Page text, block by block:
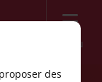
Menu
des